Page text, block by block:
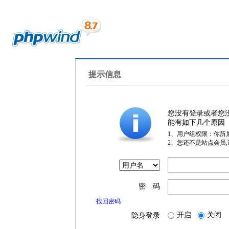
提示信息
您没有登录或者您
能有如下几个原因
1、用户组权限：你所
2、您还不是站点会员
密 码
找回密码
隐身登录 开启 关闭